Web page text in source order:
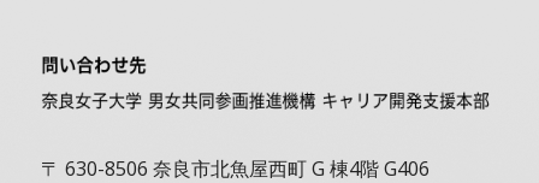
〒 630-8506 奈良市北魚屋西町 G 棟4階 G406